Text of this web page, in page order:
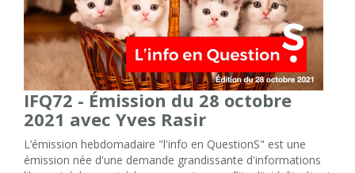
IFQ72 - Émission du 28 octobre
2021 avec Yves Rasir
L’émission hebdomadaire "l'info en QuestionS" est une
émission née d'une demande grandissante d'informations